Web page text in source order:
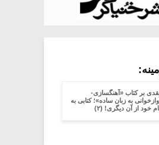
بر کتاب «آهنگسازی-
آوازخوانی به زبان ساده»؛ کتابی به
خود از آن دیگری! (۲)